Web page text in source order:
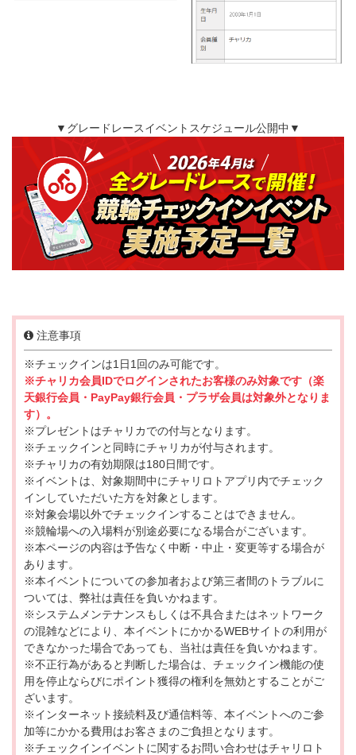
▼グレードレースイベントスケジュール公開中▼
注意事項
※チェックインは1日1回のみ可能です。
※チャリカ会員IDでログインされたお客様のみ対象です（楽
天銀行会員・PayPay銀行会員・プラザ会員は対象外となりま
す）。
※プレゼントはチャリカでの付与となります。
※チェックインと同時にチャリカが付与されます。
※チャリカの有効期限は180日間です。
※イベントは、対象期間中にチャリロトアプリ内でチェック
インしていただいた方を対象とします。
※対象会場以外でチェックインすることはできません。
※競輪場への入場料が別途必要になる場合がございます。
※本ページの内容は予告なく中断・中止・変更等する場合が
あります。
※本イベントについての参加者および第三者間のトラブルに
ついては、弊社は責任を負いかねます。
※システムメンテナンスもしくは不具合またはネットワーク
の混雑などにより、本イベントにかかるWEBサイトの利用が
できなかった場合であっても、当社は責任を負いかねます。
※不正行為があると判断した場合は、チェックイン機能の使
用を停止ならびにポイント獲得の権利を無効とすることがご
ざいます。
※インターネット接続料及び通信料等、本イベントへのご参
加等にかかる費用はお客さまのご負担となります。
※チェックインイベントに関するお問い合わせはチャリロト